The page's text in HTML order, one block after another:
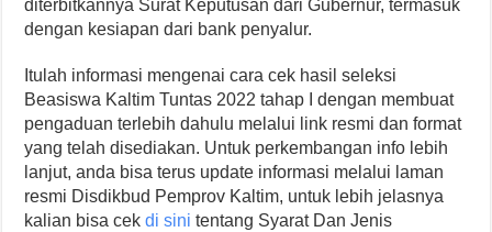
diterbitkannya Surat Keputusan dari Gubernur, termasuk
dengan kesiapan dari bank penyalur.
Itulah informasi mengenai cara cek hasil seleksi
Beasiswa Kaltim Tuntas 2022 tahap I dengan membuat
pengaduan terlebih dahulu melalui link resmi dan format
yang telah disediakan. Untuk perkembangan info lebih
lanjut, anda bisa terus update informasi melalui laman
resmi Disdikbud Pemprov Kaltim, untuk lebih jelasnya
kalian bisa cekdi sini tentang Syarat Dan Jenis